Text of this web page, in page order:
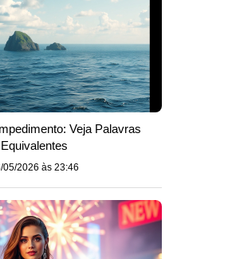
Veja Palavras
Equivalentes
05/2026 às 23:46